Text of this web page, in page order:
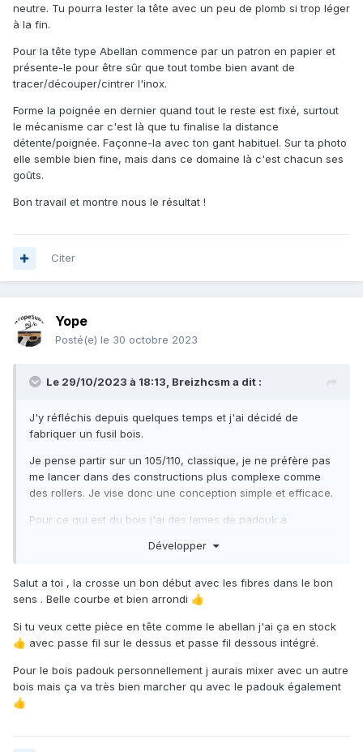
neutre. Tu pourra lester la tête avec un peu de plomb si trop léger
à la fin.
Pour la tête type Abellan commence par un patron en papier et
présente-le pour être sûr que tout tombe bien avant de
tracer/découper/cintrer l'inox.
Forme la poignée en dernier quand tout le reste est fixé, surtout
le mécanisme car c'est là que tu finalise la distance
détente/poignée. Façonne-la avec ton gant habituel. Sur ta photo
elle semble bien fine, mais dans ce domaine là c'est chacun ses
goûts.
Bon travail et montre nous le résultat !
Citer
Yope
Posté(e) le 30 octobre 2023
Le 29/10/2023 à 18:13, Breizhcsm a dit :
J'y réfléchis depuis quelques temps et j'ai décidé de
fabriquer un fusil bois.
Je pense partir sur un 105/110, classique, je ne préfère pas
me lancer dans des constructions plus complexe comme
des rollers. Je vise donc une conception simple et efficace.
Pour ce qui est du bois j'ai des lames de padouk a
importante, si c'est en effet le cas je ne suis pas contre des
alternant les couches dans le lamellé collé. Précision qui a
peut être son importance je ne vise pas un fut
J'ai choisi un mécanisme ermes après avoir lu les autres
Le système de tête ouverte présent sur les abellan Denton,
Développer
Salut a toi , la crosse un bon début avec les fibres dans le bon
sens . Belle courbe et bien arrondi 👍
Si tu veux cette pièce en tête comme le abellan j'ai ça en stock
👍 avec passe fil sur le dessus et passe fil dessous intégré.
Pour le bois padouk personnellement j aurais mixer avec un autre
bois mais ça va très bien marcher qu avec le padouk également
👍